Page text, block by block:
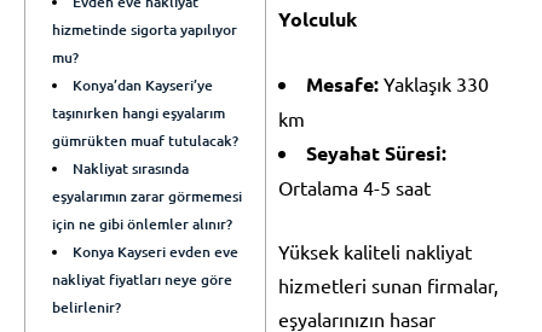
hizmetinde sigorta yapılıyor
mu?
Konya’dan Kayseri’ye
taşınırken hangi eşyalarım
gümrükten muaf tutulacak?
Nakliyat sırasında
eşyalarımın zarar görmemesi
için ne gibi önlemler alınır?
Konya Kayseri evden eve
nakliyat fiyatları neye göre
belirlenir?
Yolculuk
Mesafe: Yaklaşık 330
km
Seyahat Süresi:
Ortalama 4-5 saat
Yüksek kaliteli nakliyat
hizmetleri sunan firmalar,
eşyalarınızın hasar